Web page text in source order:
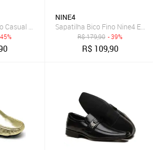
Casual Comfort Dia a Dia Preta
NINE4
Sapatilha Bico Fino Nine4
R$179,90 - 39%
R$ 109,90